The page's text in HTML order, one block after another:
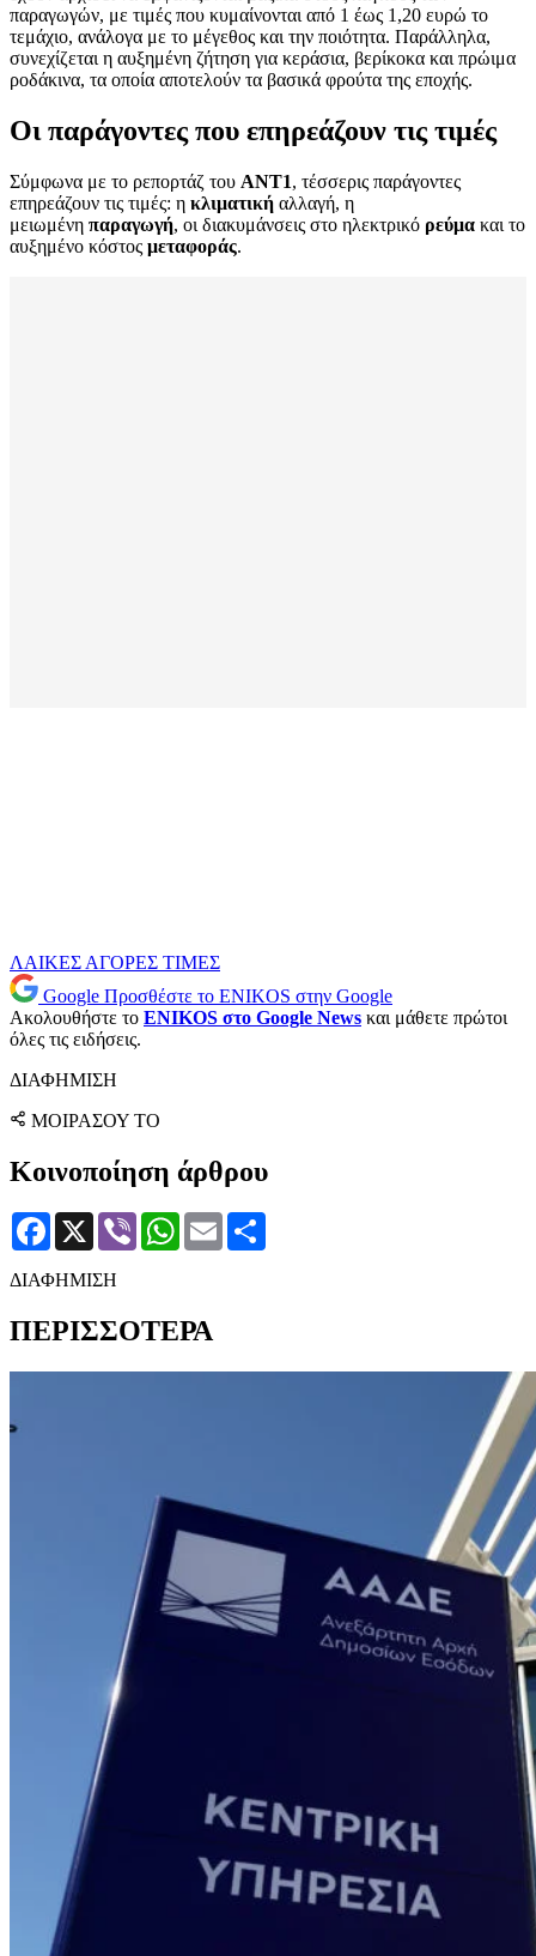
παραγωγών, με τιμές που κυμαίνονται από 1 έως 1,20 ευρώ το
τεμάχιο, ανάλογα με το μέγεθος και την ποιότητα. Παράλληλα,
συνεχίζεται η αυξημένη ζήτηση για κεράσια, βερίκοκα και πρώιμα
ροδάκινα, τα οποία αποτελούν τα βασικά φρούτα της εποχής.
Οι παράγοντες που επηρεάζουν τις τιμές
Σύμφωνα με το ρεπορτάζ του ANT1, τέσσερις παράγοντες
επηρεάζουν τις τιμές: η κλιματική αλλαγή, η
μειωμένη παραγωγή, οι διακυμάνσεις στο ηλεκτρικό ρεύμα και το
αυξημένο κόστος μεταφοράς.
ΛΑΙΚΕΣ ΑΓΟΡΕΣ ΤΙΜΕΣ
Google Προσθέστε το ENIKOS στην Google
Ακολουθήστε το ENIKOS στο Google News και μάθετε πρώτοι
όλες τις ειδήσεις.
ΔΙΑΦΗΜΙΣΗ
ΜΟΙΡΑΣΟΥ ΤΟ
Κοινοποίηση άρθρου
Facebook
X Viber WhatsApp
Email
ΔΙΑΦΗΜΙΣΗ
ΠΕΡΙΣΣΟΤΕΡΑ